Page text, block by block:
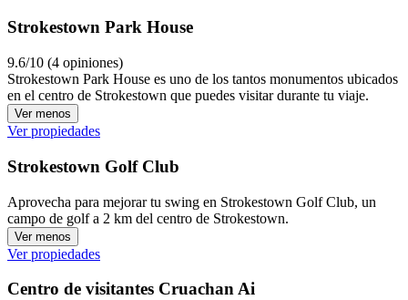
Strokestown Park House
9.6/10 (4 opiniones)
Strokestown Park House es uno de los tantos monumentos ubicados
en el centro de Strokestown que puedes visitar durante tu viaje.
Ver menos
Ver propiedades
Strokestown Golf Club
Aprovecha para mejorar tu swing en Strokestown Golf Club, un
campo de golf a 2 km del centro de Strokestown.
Ver menos
Ver propiedades
Centro de visitantes Cruachan Ai